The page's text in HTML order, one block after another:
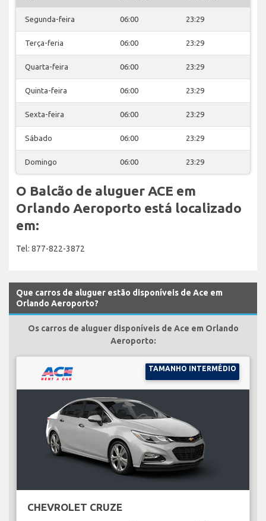
Segunda-feira 06:00 23:29
Terça-feria 06:00 23:29
Quarta-feira 06:00 23:29
Quinta-feira 06:00 23:29
Sexta-feira 06:00 23:29
Sábado 06:00 23:29
Domingo 06:00 23:29
O Balcão de aluguer ACE em
Orlando Aeroporto está localizado
em:
Tel: 877-822-3872
Que carros de aluguer estão disponíveis de Ace em
Orlando Aeroporto?
Os carros de aluguer disponíveis de Ace em Orlando
Aeroporto:
TAMANHO INTERMÉDIO
CHEVROLET CRUZE